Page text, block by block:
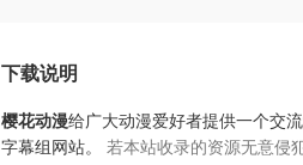
下载说明
樱花动漫给广大动漫爱好者提供一个交
字幕组网站。 若本站收录的资源无意侵